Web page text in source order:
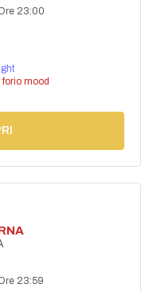
23:00
forio mood
23:59